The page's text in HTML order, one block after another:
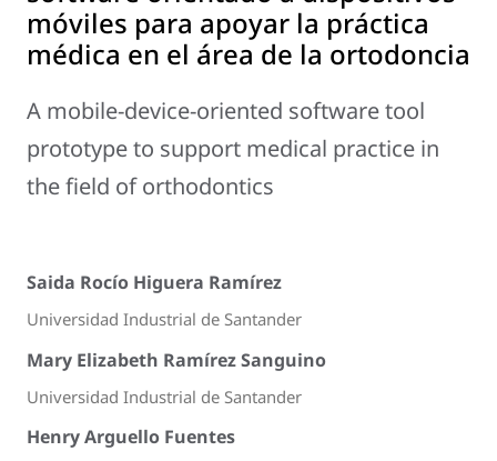
móviles para apoyar la práctica
médica en el área de la ortodoncia
A mobile-device-oriented software tool
prototype to support medical practice in
the field of orthodontics
Saida Rocío Higuera Ramírez
Universidad Industrial de Santander
Mary Elizabeth Ramírez Sanguino
Universidad Industrial de Santander
Henry Arguello Fuentes